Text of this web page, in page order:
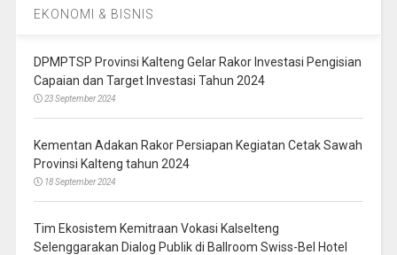
EKONOMI & BISNIS
DPMPTSP Provinsi Kalteng Gelar Rakor Investasi Pengisian
Capaian dan Target Investasi Tahun 2024
23 September 2024
Kementan Adakan Rakor Persiapan Kegiatan Cetak Sawah
Provinsi Kalteng tahun 2024
18 September 2024
Tim Ekosistem Kemitraan Vokasi Kalselteng
Selenggarakan Dialog Publik di Ballroom Swiss-Bel Hotel